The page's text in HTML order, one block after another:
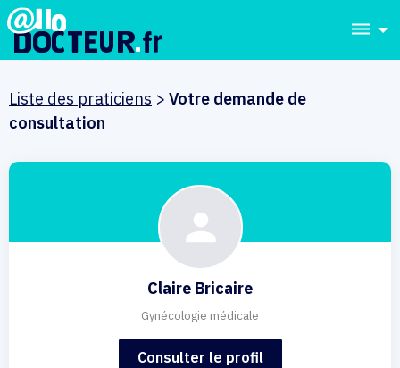
dehaze
Liste des praticiens > Votre demande de
consultation
Claire Bricaire
Gynécologie médicale
Consulter le profil